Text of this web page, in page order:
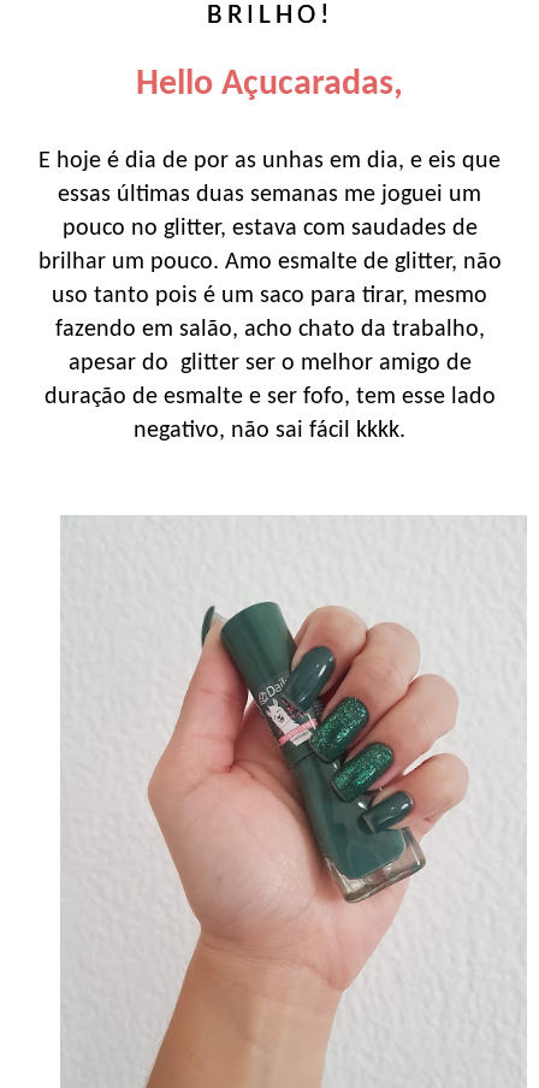
BRILHO!
Hello Açucaradas,
E hoje é dia de por as unhas em dia, e eis que
essas últimas duas semanas me joguei um
pouco no glitter, estava com saudades de
brilhar um pouco. Amo esmalte de glitter, não
uso tanto pois é um saco para tirar, mesmo
fazendo em salão, acho chato da trabalho,
apesar do glitter ser o melhor amigo de
duração de esmalte e ser fofo, tem esse lado
negativo, não sai fácil kkkk.